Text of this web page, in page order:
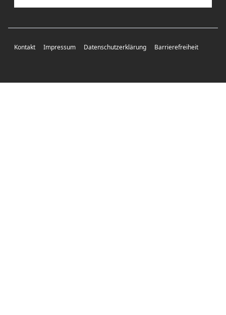
Kontakt Impressum Datenschutzerklärung Barrierefreiheit